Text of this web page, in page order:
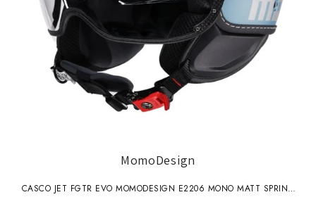
MomoDesign
CASCO JET FGTR EVO MOMODESIGN E2206 MONO MATT SPRING